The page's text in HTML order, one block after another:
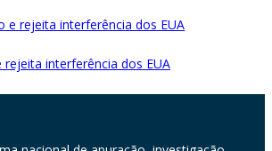
interferência dos EUA